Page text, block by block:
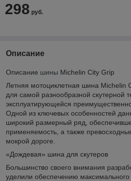
298 руб.
Описание
Описание шины Michelin City Grip
Летняя мотоциклетная шина Michelin
для самой разнообразной скутерной
эксплуатирующейся преимущественно
Одной из ключевых особенностей
широкий размерный ряд,
применяемость, а также
мокрой дороге.
«Дождевая» шина для скутеров
Большинство своего внимания
уделили обеспечению